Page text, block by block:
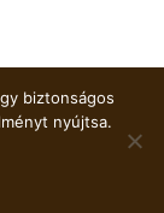
biztonságos
nyújtsa.